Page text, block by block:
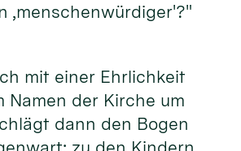
‚menschenwürdiger'?"
mit einer Ehrlichkeit
der Kirche um
dann den Bogen